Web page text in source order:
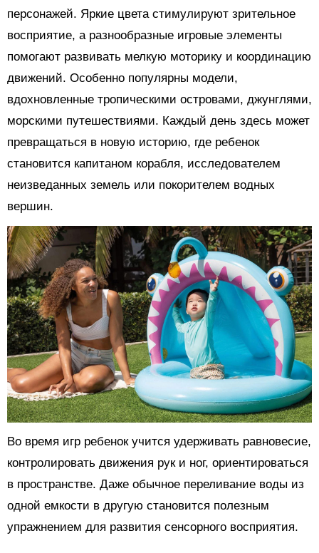
персонажей. Яркие цвета стимулируют зрительное
восприятие, а разнообразные игровые элементы
помогают развивать мелкую моторику и координацию
движений. Особенно популярны модели,
вдохновленные тропическими островами, джунглями,
морскими путешествиями. Каждый день здесь может
превращаться в новую историю, где ребенок
становится капитаном корабля, исследователем
неизведанных земель или покорителем водных
вершин.
Во время игр ребенок учится удерживать равновесие,
контролировать движения рук и ног, ориентироваться
в пространстве. Даже обычное переливание воды из
одной емкости в другую становится полезным
упражнением для развития сенсорного восприятия.